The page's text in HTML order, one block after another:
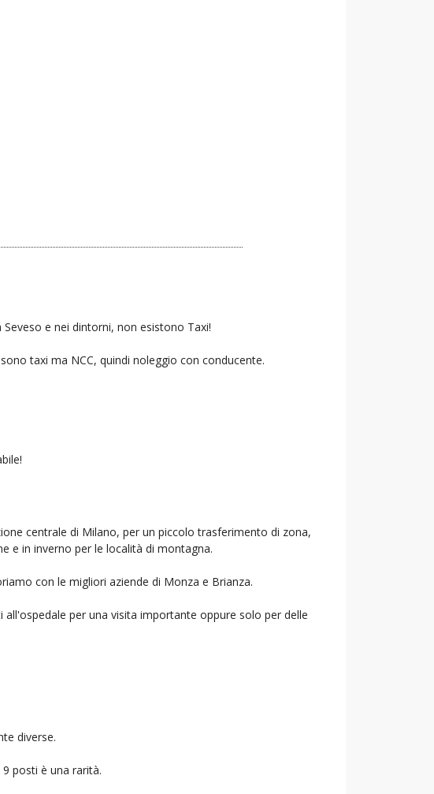
e nei dintorni, non esistono Taxi!
taxi ma NCC, quindi noleggio con conducente.
centrale di Milano, per un piccolo trasferimento di zona,
e in inverno per le località di montagna.
con le migliori aziende di Monza e Brianza.
per una visita importante oppure solo per delle
diverse.
posti è una rarità.